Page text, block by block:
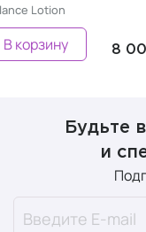
Lotion
8
В корзину
Будьте
и